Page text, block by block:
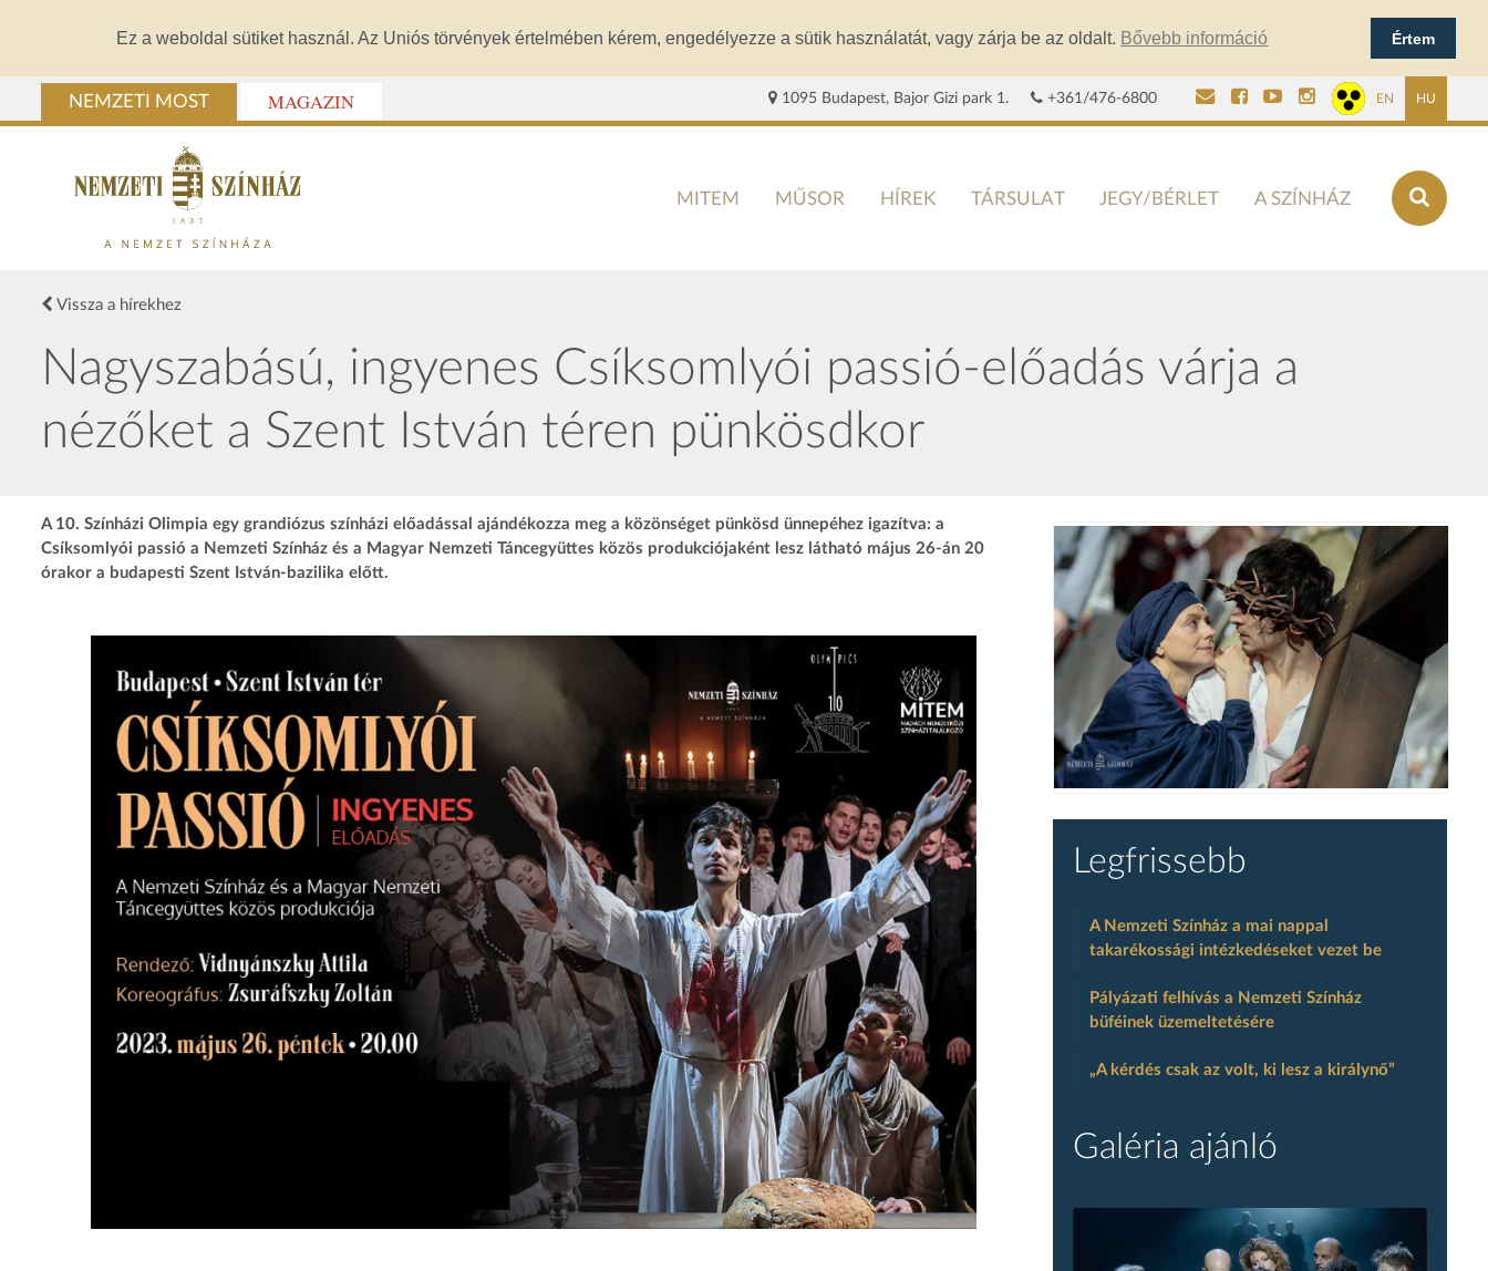
Ez a weboldal sütiket használ. Az Uniós törvények értelmében kérem, engedélyezze a sütik használatát, vagy zárja be az oldalt. Bővebb információ Értem
NEMZETI MOST MAGAZIN 1095 Budapest, Bajor Gizi park 1. +361/476-6800 EN HU
MITEM MŰSOR HÍREK TÁRSULAT JEGY/BÉRLET A SZÍNHÁZ
Vissza a hírekhez
Nagyszabású, ingyenes Csíksomlyói passió-előadás várja a
nézőket a Szent István téren pünkösdkor
A 10. Színházi Olimpia egy grandiózus színházi előadással ajándékozza meg a közönséget pünkösd ünnepéhez igazítva: a
Csíksomlyói passió a Nemzeti Színház és a Magyar Nemzeti Táncegyüttes közös produkciójaként lesz látható május 26-án 20
órakor a budapesti Szent István-bazilika előtt.
Legfrissebb
A Nemzeti Színház a mai nappal
takarékossági intézkedéseket vezet be
Pályázati felhívás a Nemzeti Színház
büféinek üzemeltetésére
„A kérdés csak az volt, ki lesz a királynő”
Galéria ajánló